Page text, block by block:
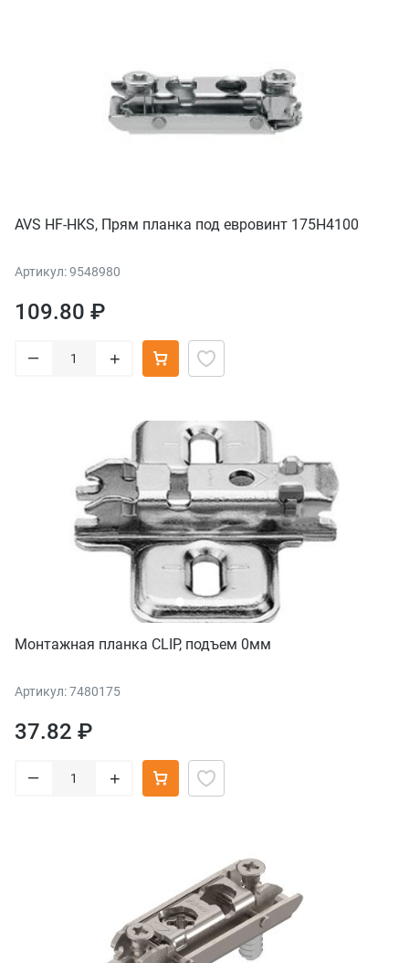
AVS HF-HКS, Прям планка под евровинт 175H4100
Артикул: 9548980
109.80 ₽
– +
Монтажная планка CLIP, подъем 0мм
Артикул: 7480175
37.82 ₽
– +